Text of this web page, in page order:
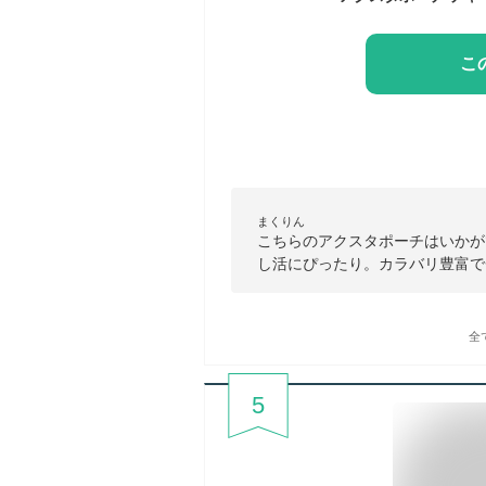
こ
まくりん
こちらのアクスタポーチはいか
し活にぴったり。カラバリ豊富
全
5